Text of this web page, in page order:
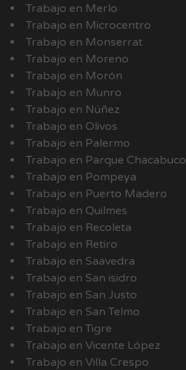
Trabajo en Merlo
Trabajo en Microcentro
Trabajo en Monserrat
Trabajo en Moreno
Trabajo en Morón
Trabajo en Munro
Trabajo en Núñez
Trabajo en Olivos
Trabajo en Palermo
Trabajo en Parque Chacabuco
Trabajo en Pompeya
Trabajo en Puerto Madero
Trabajo en Quilmes
Trabajo en Recoleta
Trabajo en Retiro
Trabajo en Saavedra
Trabajo en San isidro
Trabajo en San Justo
Trabajo en San Telmo
Trabajo en Tigre
Trabajo en Vicente López
Trabajo en Villa Crespo